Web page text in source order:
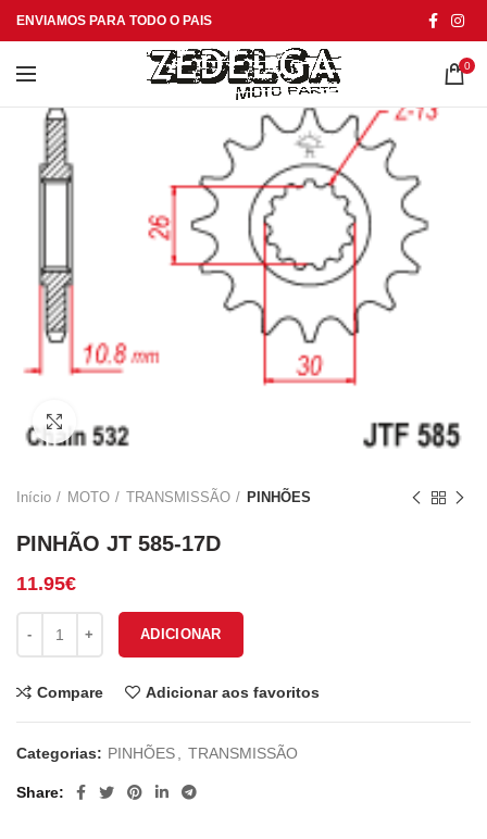
ENVIAMOS PARA TODO O PAIS
0
Click to enlarge
Início MOTO TRANSMISSÃO PINHÕES
PINHÃO JT 585-17D
11.95€
ADICIONAR
Compare Adicionar aos favoritos
Categorias: PINHÕES TRANSMISSÃO
Share